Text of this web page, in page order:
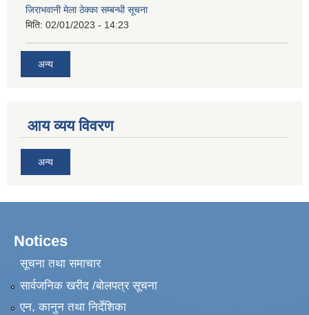
जिराभवानी मेला ठेक्का सम्बन्धी सूचना
मिति: 02/01/2023 - 14:23
अन्य
आय व्यय विवरण
अन्य
Notices
सूचना तथा समाचार
सार्वजनिक खरीद /बोलपत्र सूचना
एन, कानुन तथा निर्देशिका